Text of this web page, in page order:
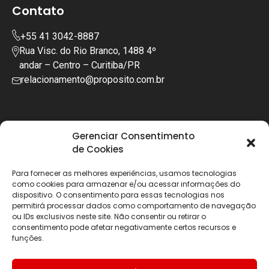
Gerenciar Consentimento
de Cookies
Para fornecer as melhores experiências, usamos tecnologias
como cookies para armazenar e/ou acessar informações do
dispositivo. O consentimento para essas tecnologias nos
permitirá processar dados como comportamento de navegação
ou IDs exclusivos neste site. Não consentir ou retirar o
consentimento pode afetar negativamente certos recursos e
funções.
Contato
+55 41 3042-8887
Rua Visc. do Rio Branco, 1488 4º
andar – Centro – Curitiba/PR
relacionamento@proposito.com.br
Copyright © 2025 | Todos os diretos reservados